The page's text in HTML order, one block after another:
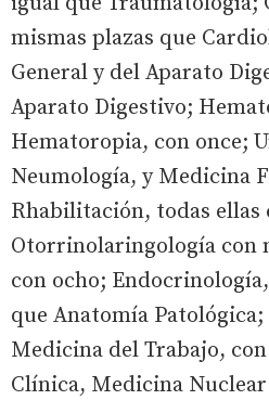
mismas plazas que
General y del Aparato
Aparato Digestivo;
Hematoropia, con once;
Neumología, y Medicina
Rhabilitación, todas ellas
Otorrinolaringología con
con ocho;
que Anatomía
Medicina del Trabajo,
Clínica, Medicina